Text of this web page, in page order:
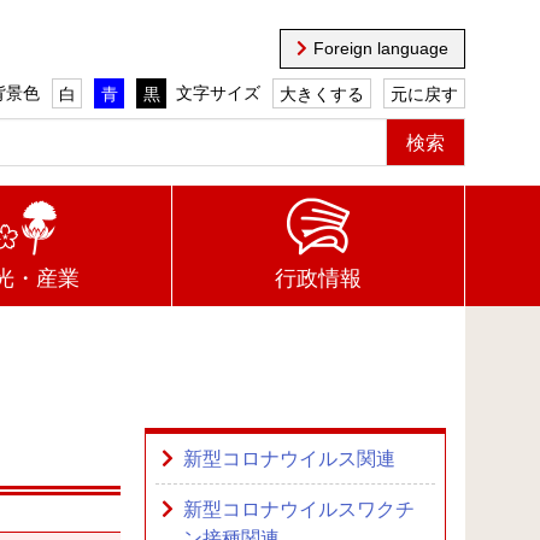
Foreign language
景色 白 青 黒 文字サイズ 大きくする 元に戻す
・産業 行政情報
新型コロナウイルス関連
新型コロナウイルスワクチ